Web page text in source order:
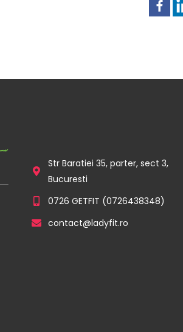
Str Baratiei 35, parter, sect 3,
Bucuresti
0726 GETFIT (0726438348)
contact@ladyfit.ro